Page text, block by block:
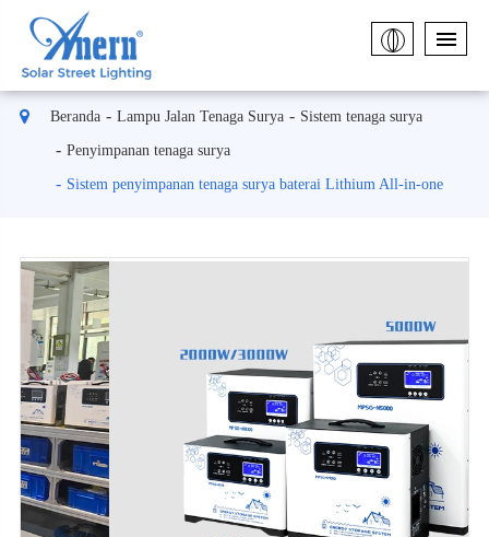
Beranda Lampu Jalan Tenaga Surya Sistem tenaga surya
Penyimpanan tenaga surya
Sistem penyimpanan tenaga surya baterai Lithium All-in-one